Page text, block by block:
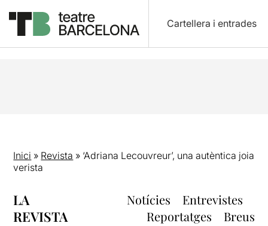
Cartellera i entrades
Inici » Revista » ‘Adriana Lecouvreur’, una autèntica joia
verista
LA
REVISTA
Notícies
Entrevistes
Reportatges
Breus